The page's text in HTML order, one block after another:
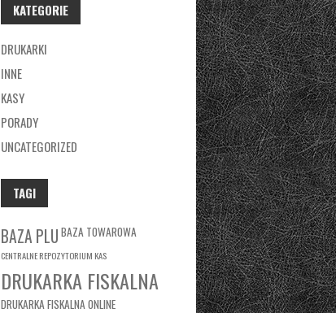
KATEGORIE
DRUKARKI
INNE
KASY
PORADY
UNCATEGORIZED
TAGI
BAZA PLU BAZA TOWAROWA
CENTRALNE REPOZYTORIUM KAS
DRUKARKA FISKALNA
DRUKARKA FISKALNA ONLINE